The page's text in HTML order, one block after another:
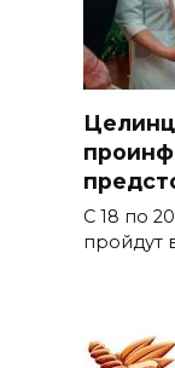
С 18 по
пройдут